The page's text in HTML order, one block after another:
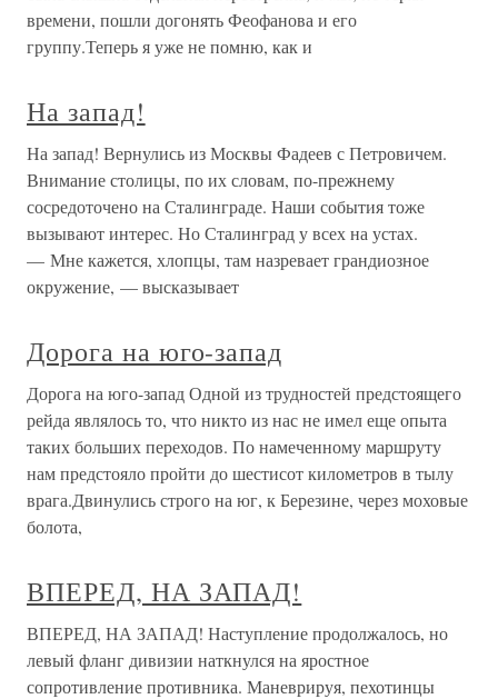
времени, пошли догонять Феофанова и его
группу.Теперь я уже не помню, как и
На запад!
На запад! Вернулись из Москвы Фадеев с Петровичем.
Внимание столицы, по их словам, по-прежнему
сосредоточено на Сталинграде. Наши события тоже
вызывают интерес. Но Сталинград у всех на устах.
— Мне кажется, хлопцы, там назревает грандиозное
окружение, — высказывает
Дорога на юго-запад
Дорога на юго-запад Одной из трудностей предстоящего
рейда являлось то, что никто из нас не имел еще опыта
таких больших переходов. По намеченному маршруту
нам предстояло пройти до шестисот километров в тылу
врага.Двинулись строго на юг, к Березине, через моховые
болота,
ВПЕРЕД, НА ЗАПАД!
ВПЕРЕД, НА ЗАПАД! Наступление продолжалось, но
левый фланг дивизии наткнулся на яростное
сопротивление противника. Маневрируя, пехотинцы